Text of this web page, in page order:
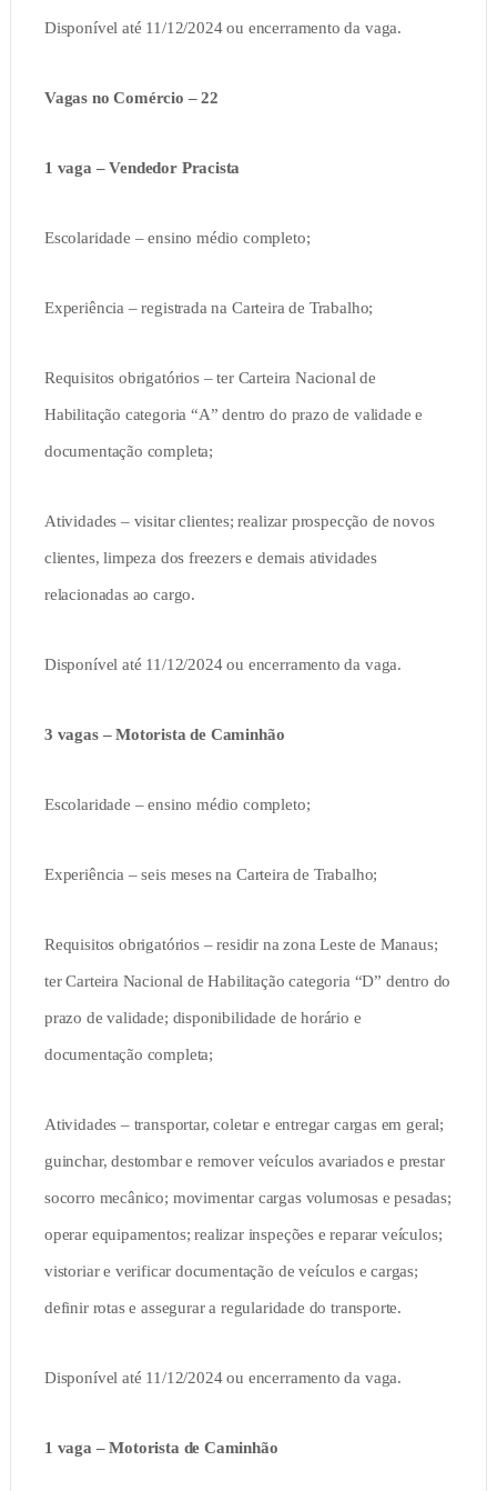
Disponível até 11/12/2024 ou encerramento da vaga.
Vagas no Comércio – 22
1 vaga – Vendedor Pracista
Escolaridade – ensino médio completo;
Experiência – registrada na Carteira de Trabalho;
Requisitos obrigatórios – ter Carteira Nacional de
Habilitação categoria “A” dentro do prazo de validade e
documentação completa;
Atividades – visitar clientes; realizar prospecção de novos
clientes, limpeza dos freezers e demais atividades
relacionadas ao cargo.
Disponível até 11/12/2024 ou encerramento da vaga.
3 vagas – Motorista de Caminhão
Escolaridade – ensino médio completo;
Experiência – seis meses na Carteira de Trabalho;
Requisitos obrigatórios – residir na zona Leste de Manaus;
ter Carteira Nacional de Habilitação categoria “D” dentro do
prazo de validade; disponibilidade de horário e
documentação completa;
Atividades – transportar, coletar e entregar cargas em geral;
guinchar, destombar e remover veículos avariados e prestar
socorro mecânico; movimentar cargas volumosas e pesadas;
operar equipamentos; realizar inspeções e reparar veículos;
vistoriar e verificar documentação de veículos e cargas;
definir rotas e assegurar a regularidade do transporte.
Disponível até 11/12/2024 ou encerramento da vaga.
1 vaga – Motorista de Caminhão